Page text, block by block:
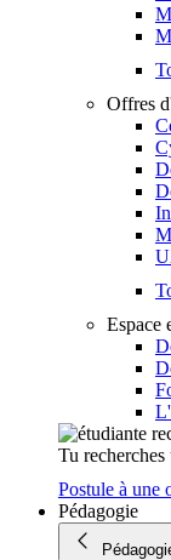
Offres
Espace
Tu recherches
Postule à une
Pédagogie